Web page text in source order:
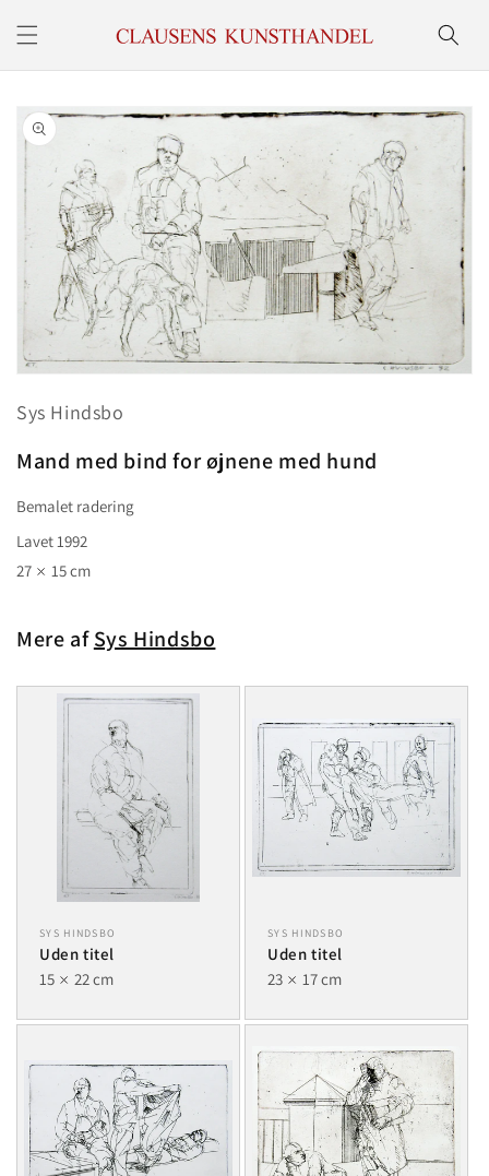
indhold
til
1
Sys Hindsbo
Mand med bind for øjnene med hund
Bemalet radering
Lavet 1992
27
15 cm
Mere afSys Hindsbo
SYS HINDSBO
Uden titel
15
22 cm
SYS HINDSBO
Uden titel
23
17 cm